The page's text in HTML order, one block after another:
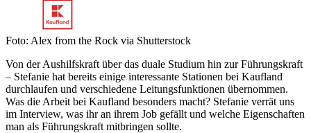
Foto: Alex from the Rock via Shutterstock
Von der Aushilfskraft über das duale Studium hin zur Führungskraft
– Stefanie hat bereits einige interessante Stationen bei Kaufland
durchlaufen und verschiedene Leitungsfunktionen übernommen.
Was die Arbeit bei Kaufland besonders macht? Stefanie verrät uns
im Interview, was ihr an ihrem Job gefällt und welche Eigenschaften
man als Führungskraft mitbringen sollte.